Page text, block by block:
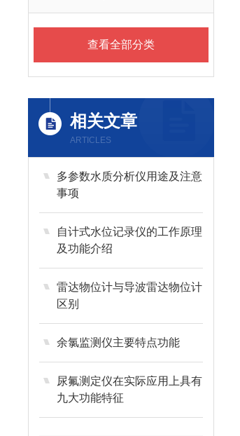
查看全部分类
相关文章
ARTICLES
多参数水质分析仪用途及注意
事项
自计式水位记录仪的工作原理
及功能介绍
雷达物位计与导波雷达物位计
区别
余氯监测仪主要特点功能
尿氟测定仪在实际应用上具有
九大功能特征